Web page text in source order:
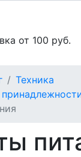
от 100 руб.
Техника